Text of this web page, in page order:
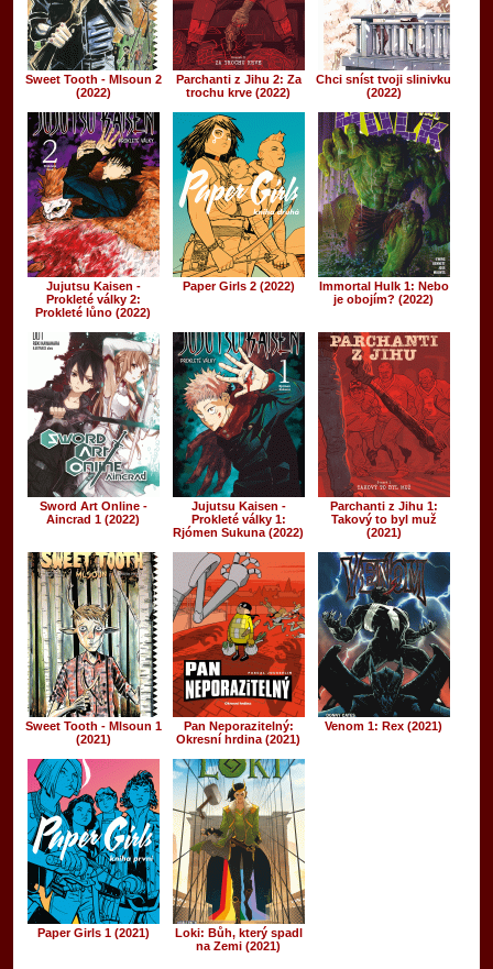
Sweet Tooth - Mlsoun 2
(2022)
Parchanti z Jihu 2: Za
trochu krve (2022)
Chci sníst tvoji slinivku
(2022)
Jujutsu Kaisen -
Prokleté války 2:
Prokleté lůno (2022)
Paper Girls 2 (2022)
Immortal Hulk 1: Nebo
je obojím? (2022)
Sword Art Online -
Aincrad 1 (2022)
Jujutsu Kaisen -
Prokleté války 1:
Rjómen Sukuna (2022)
Parchanti z Jihu 1:
Takový to byl muž
(2021)
Sweet Tooth - Mlsoun 1
(2021)
Pan Neporazitelný:
Okresní hrdina (2021)
Venom 1: Rex (2021)
Paper Girls 1 (2021)
Loki: Bůh, který spadl
na Zemi (2021)